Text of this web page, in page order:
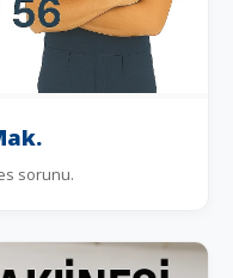
sorunu.